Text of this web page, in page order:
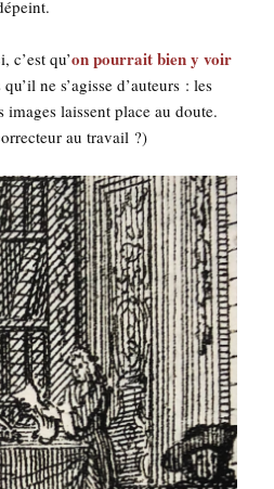
c’est qu’on pour­rait bien y voir
ne s’agisse d’auteurs : les
laissent place au doute.
au travail ?)